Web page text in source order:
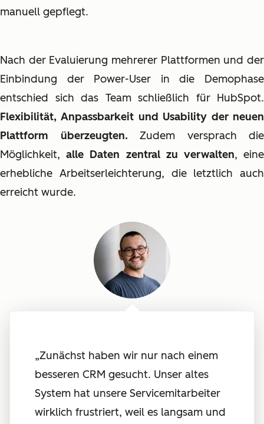
manuell gepflegt.
Nach der Evaluierung mehrerer Plattformen und der
Einbindung der Power-User in die Demophase
entschied sich das Team schließlich für HubSpot.
Flexibilität, Anpassbarkeit und Usability der neuen
Plattform überzeugten. Zudem versprach die
Möglichkeit,alle Daten zentral zu verwalten, eine
erhebliche Arbeitserleichterung, die letztlich auch
erreicht wurde.
„Zunächst haben wir nur nach einem
besseren CRM gesucht. Unser altes
System hat unsere Servicemitarbeiter
wirklich frustriert, weil es langsam und